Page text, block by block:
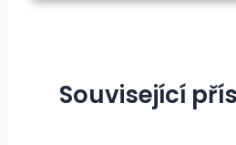
Související